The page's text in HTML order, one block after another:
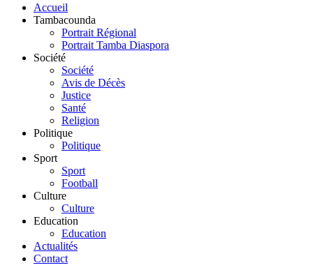
Accueil
Tambacounda
Portrait Régional
Portrait Tamba Diaspora
Société
Société
Avis de Décès
Justice
Santé
Religion
Politique
Politique
Sport
Sport
Football
Culture
Culture
Education
Education
Actualités
Contact